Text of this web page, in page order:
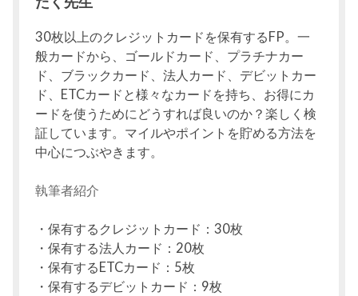
30枚以上のクレジットカードを保有するFP。一
般カードから、ゴールドカード、プラチナカー
ド、ブラックカード、法人カード、デビットカー
ド、ETCカードと様々なカードを持ち、お得にカ
ードを使うためにどうすれば良いのか？楽しく検
証しています。マイルやポイントを貯める方法を
中心につぶやきます。
執筆者紹介
・保有するクレジットカード：30枚
・保有する法人カード：20枚
・保有するETCカード：5枚
・保有するデビットカード：9枚